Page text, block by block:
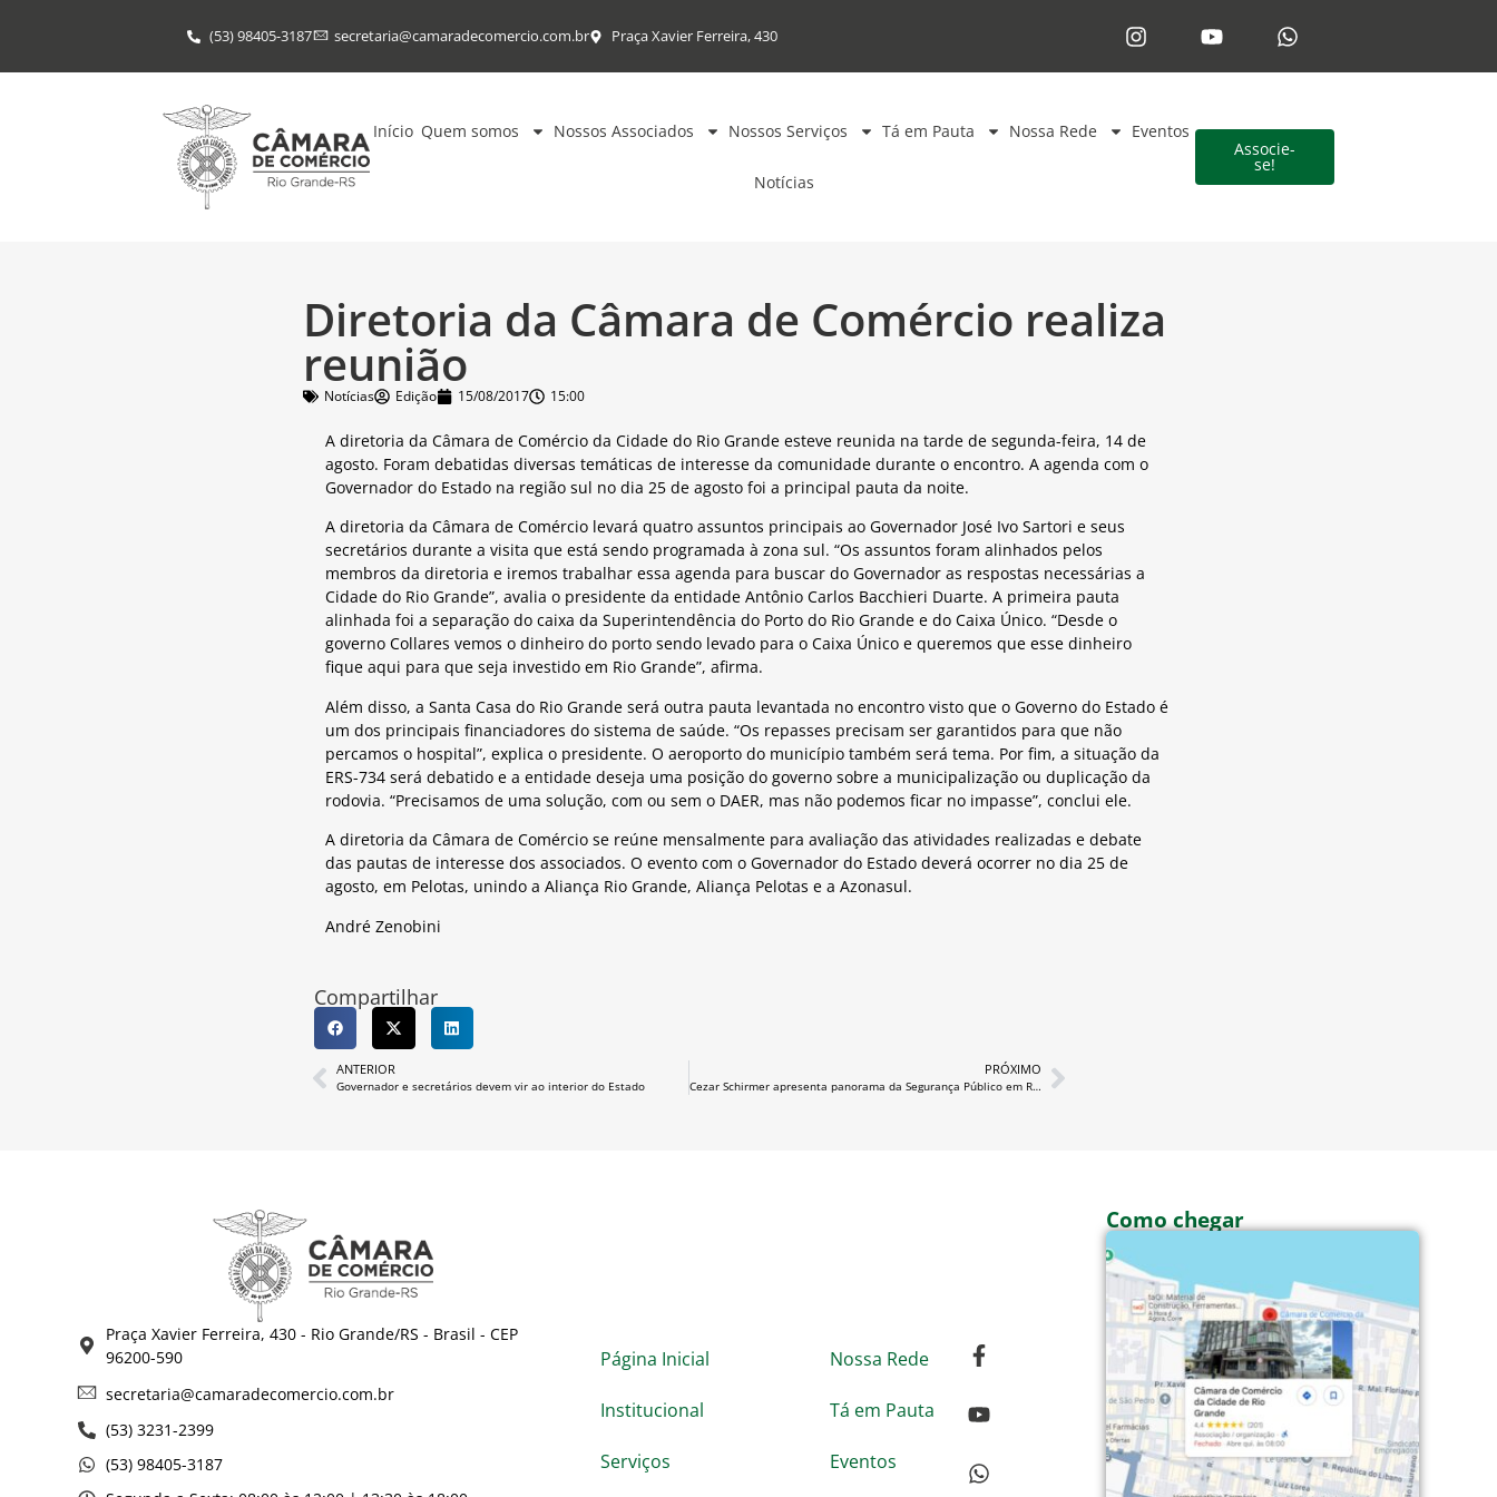
(53) 98405-3187 secretaria@​camaradecomercio.com.br Praça Xavier Ferreira, 430
Início Quem somos Nossos Associados Nossos Serviços Tá em Pauta Nossa Rede Eventos
Notícias
Associe-
se!
Diretoria da Câmara de Comércio realiza
reunião
Notícias Edição 15/08/2017 15:00
A diretoria da Câmara de Comércio da Cidade do Rio Grande esteve reunida na tarde de segunda-feira, 14 de
agosto. Foram debatidas diversas temáticas de interesse da comunidade durante o encontro. A agenda com o
Governador do Estado na região sul no dia 25 de agosto foi a principal pauta da noite.
A diretoria da Câmara de Comércio levará quatro assuntos principais ao Governador José Ivo Sartori e seus
secretários durante a visita que está sendo programada à zona sul. “Os assuntos foram alinhados pelos
membros da diretoria e iremos trabalhar essa agenda para buscar do Governador as respostas necessárias a
Cidade do Rio Grande”, avalia o presidente da entidade Antônio Carlos Bacchieri Duarte. A primeira pauta
alinhada foi a separação do caixa da Superintendência do Porto do Rio Grande e do Caixa Único. “Desde o
governo Collares vemos o dinheiro do porto sendo levado para o Caixa Único e queremos que esse dinheiro
fique aqui para que seja investido em Rio Grande”, afirma.
Além disso, a Santa Casa do Rio Grande será outra pauta levantada no encontro visto que o Governo do Estado é
um dos principais financiadores do sistema de saúde. “Os repasses precisam ser garantidos para que não
percamos o hospital”, explica o presidente. O aeroporto do município também será tema. Por fim, a situação da
ERS-734 será debatido e a entidade deseja uma posição do governo sobre a municipalização ou duplicação da
rodovia. “Precisamos de uma solução, com ou sem o DAER, mas não podemos ficar no impasse”, conclui ele.
A diretoria da Câmara de Comércio se reúne mensalmente para avaliação das atividades realizadas e debate
das pautas de interesse dos associados. O evento com o Governador do Estado deverá ocorrer no dia 25 de
agosto, em Pelotas, unindo a Aliança Rio Grande, Aliança Pelotas e a Azonasul.
André Zenobini
Compartilhar
ANTERIOR
Governador e secretários devem vir ao interior do Estado
PRÓXIMO
Cezar Schirmer apresenta panorama da Segurança Público em Rio Grande
Praça Xavier Ferreira, 430 - Rio Grande/RS - Brasil - CEP
96200-590
secretaria@camaradecomercio.com.br
(53) 3231-2399
(53) 98405-3187
Página Inicial
Institucional
Serviços
Nossa Rede
Tá em Pauta
Eventos
Como chegar